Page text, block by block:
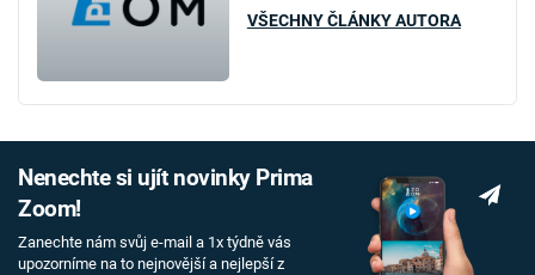
VŠECHNY ČLÁNKY AUTORA
Nenechte si ujít novinky Prima
Zoom!
Zanechte nám svůj e-mail a 1x týdně vás
upozorníme na to nejnovější a nejlepší z